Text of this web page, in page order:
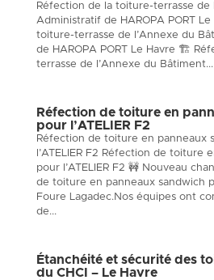
Réfection de la toiture-terrasse de
Administratif de HAROPA PORT
toiture-terrasse de l’Annexe du
de HAROPA PORT Le Havre 🏗️
terrasse de l’Annexe du Bâtiment...
Réfection de toiture en
pour l’ATELIER F2
Réfection de toiture en panneaux
l’ATELIER F2 Réfection de toiture
pour l’ATELIER F2 🚧 Nouveau
de toiture en panneaux sandwich
Foure Lagadec.Nos équipes ont
de...
Étanchéité et sécurité des
du CHCI – Le Havre